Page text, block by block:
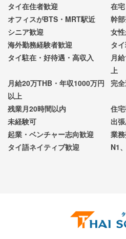
タイ在住者歓迎
在
オフィスがBTS・MRT駅近
幹
シニア歓迎
女
海外勤務経験者歓迎
タ
タイ駐在・好待遇・高収入
月
上
月給20万THB・年収1000万円
以上
完
残業月20時間以内
住
未経験可
出
起業・ベンチャー志向歓迎
業
タイ語ネイティブ歓迎
N1